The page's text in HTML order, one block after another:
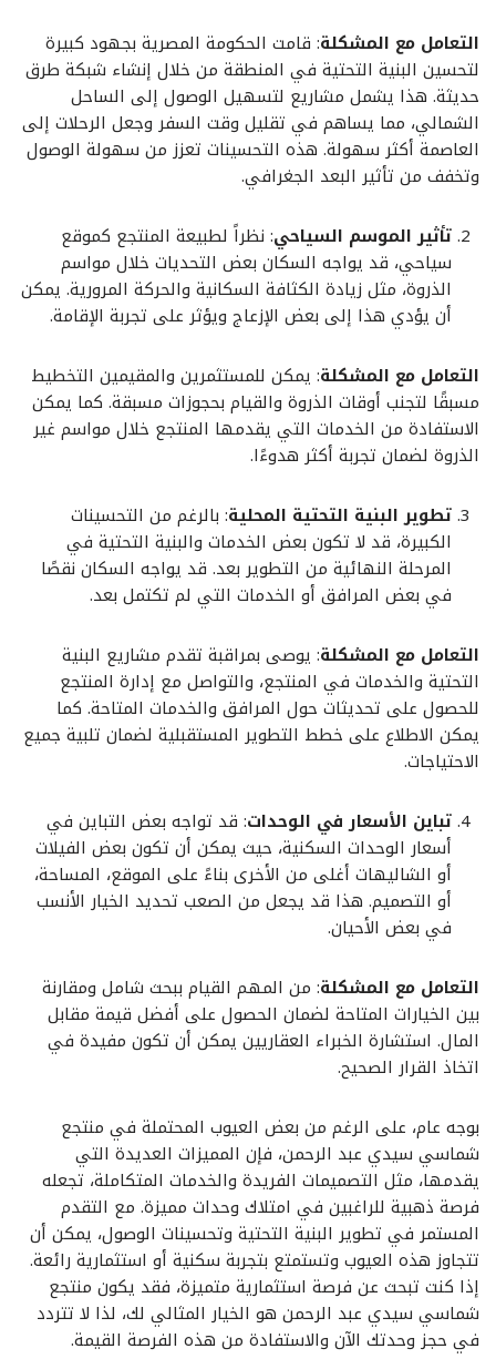
التعامل مع المشكلة: قامت الحكومة المصرية بجهود كبيرة
لتحسين البنية التحتية في المنطقة من خلال إنشاء شبكة طرق
حديثة. هذا يشمل مشاريع لتسهيل الوصول إلى الساحل
الشمالي، مما يساهم في تقليل وقت السفر وجعل الرحلات إلى
العاصمة أكثر سهولة. هذه التحسينات تعزز من سهولة الوصول
وتخفف من تأثير البعد الجغرافي.
تأثير الموسم السياحي: نظراً لطبيعة المنتجع كموقع
سياحي، قد يواجه السكان بعض التحديات خلال مواسم
الذروة، مثل زيادة الكثافة السكانية والحركة المرورية. يمكن
أن يؤدي هذا إلى بعض الإزعاج ويؤثر على تجربة الإقامة.
التعامل مع المشكلة: يمكن للمستثمرين والمقيمين التخطيط
مسبقًا لتجنب أوقات الذروة والقيام بحجوزات مسبقة. كما يمكن
الاستفادة من الخدمات التي يقدمها المنتجع خلال مواسم غير
الذروة لضمان تجربة أكثر هدوءًا.
تطوير البنية التحتية المحلية: بالرغم من التحسينات
الكبيرة، قد لا تكون بعض الخدمات والبنية التحتية في
المرحلة النهائية من التطوير بعد. قد يواجه السكان نقصًا
في بعض المرافق أو الخدمات التي لم تكتمل بعد.
التعامل مع المشكلة: يوصى بمراقبة تقدم مشاريع البنية
التحتية والخدمات في المنتجع، والتواصل مع إدارة المنتجع
للحصول على تحديثات حول المرافق والخدمات المتاحة. كما
يمكن الاطلاع على خطط التطوير المستقبلية لضمان تلبية جميع
الاحتياجات.
تباين الأسعار في الوحدات: قد تواجه بعض التباين في
أسعار الوحدات السكنية، حيث يمكن أن تكون بعض الفيلات
أو الشاليهات أغلى من الأخرى بناءً على الموقع، المساحة،
أو التصميم. هذا قد يجعل من الصعب تحديد الخيار الأنسب
في بعض الأحيان.
التعامل مع المشكلة: من المهم القيام ببحث شامل ومقارنة
بين الخيارات المتاحة لضمان الحصول على أفضل قيمة مقابل
المال. استشارة الخبراء العقاريين يمكن أن تكون مفيدة في
اتخاذ القرار الصحيح.
بوجه عام، على الرغم من بعض العيوب المحتملة في منتجع
شماسي سيدي عبد الرحمن، فإن المميزات العديدة التي
يقدمها، مثل التصميمات الفريدة والخدمات المتكاملة، تجعله
فرصة ذهبية للراغبين في امتلاك وحدات مميزة. مع التقدم
المستمر في تطوير البنية التحتية وتحسينات الوصول، يمكن أن
تتجاوز هذه العيوب وتستمتع بتجربة سكنية أو استثمارية رائعة.
إذا كنت تبحث عن فرصة استثمارية متميزة، فقد يكون منتجع
شماسي سيدي عبد الرحمن هو الخيار المثالي لك، لذا لا تتردد
في حجز وحدتك الآن والاستفادة من هذه الفرصة القيمة.